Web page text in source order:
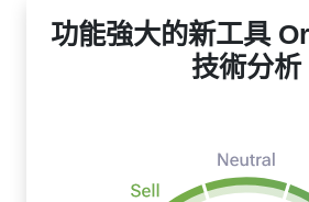
功能強大的新工具
技術分析